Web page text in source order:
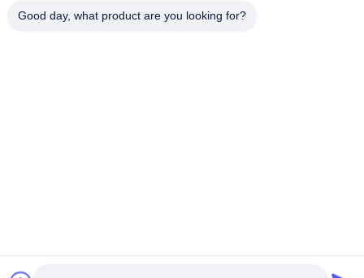
Good day, what product are you looking for?